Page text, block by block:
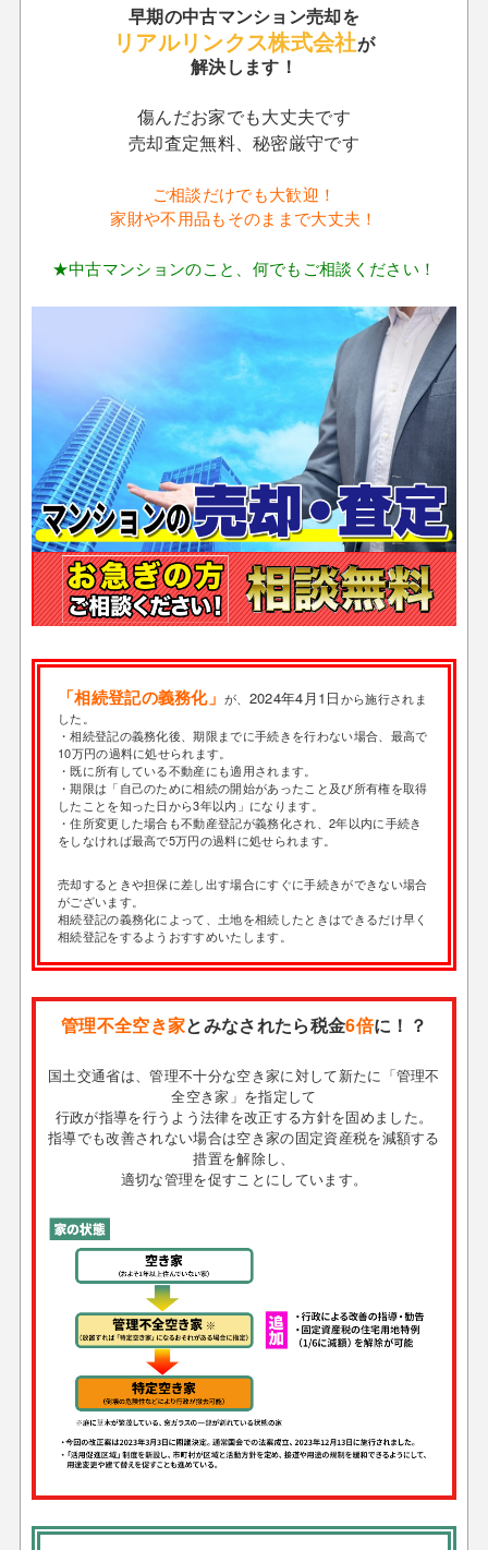
早期の中古マンション売却を
リアルリンクス株式会社が
解決します！
傷んだお家でも大丈夫です
売却査定無料、秘密厳守です
ご相談だけでも大歓迎！
家財や不用品もそのままで大丈夫！
★中古マンションのこと、何でもご相談ください！
「相続登記の義務化」が、 2024年4月1日から施行されま
した。
・相続登記の義務化後、期限までに手続きを行わない場合、最高で
10万円の過料に処せられます。
・既に所有している不動産にも適用されます。
・期限は「自己のために相続の開始があったこと及び所有権を取得
したことを知った日から3年以内」になります。
・住所変更した場合も不動産登記が義務化され、2年以内に手続き
をしなければ最高で5万円の過料に処せられます。
売却するときや担保に差し出す場合にすぐに手続きができない場合
がございます。
相続登記の義務化によって、土地を相続したときはできるだけ早く
相続登記をするようおすすめいたします。
管理不全空き家とみなされたら税金6倍に！？
国土交通省は、管理不十分な空き家に対して新たに「管理不
全空き家」を指定して
行政が指導を行うよう法律を改正する方針を固めました。
指導でも改善されない場合は空き家の固定資産税を減額する
措置を解除し、
適切な管理を促すことにしています。